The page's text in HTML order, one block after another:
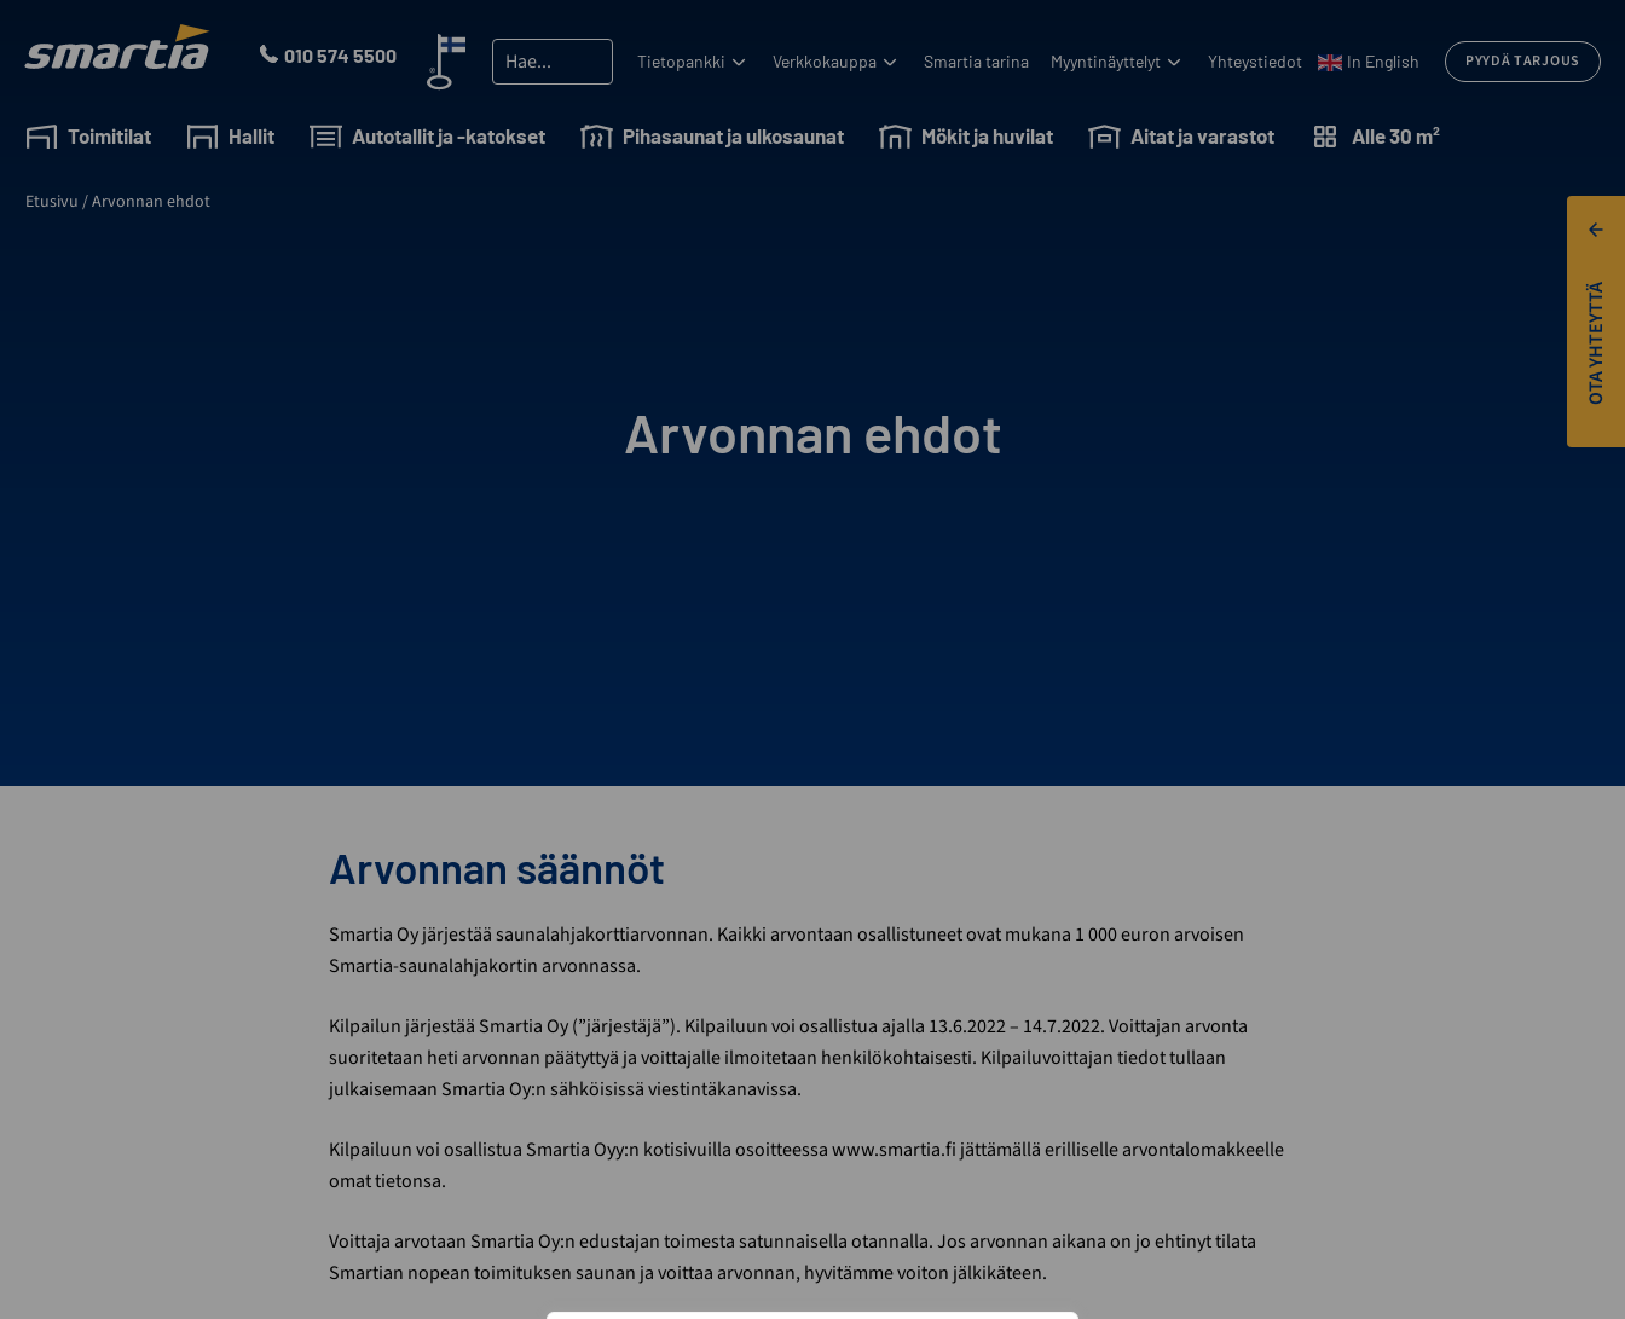
content
Oy
010 574 5500
Toimitilat Hallit Autotallit ja -katokset Pihasaunat ja ulkosaunat Mökit ja huvilat Aitat ja varastot Alle 30 m²
Haku: Tietopankki Verkkokauppa Smartia tarina Myyntinäyttelyt Yhteystiedot In English PYYDÄ TARJOUS
Etusivu /Arvonnan ehdot
Arvonnan ehdot
Arvonnan säännöt
Smartia Oy järjestää saunalahjakorttiarvonnan. Kaikki arvontaan osallistuneet ovat mukana 1 000 euron arvoisen
Smartia-saunalahjakortin arvonnassa.
Kilpailun järjestää Smartia Oy (”järjestäjä”). Kilpailuun voi osallistua ajalla 13.6.2022 – 14.7.2022. Voittajan arvonta
suoritetaan heti arvonnan päätyttyä ja voittajalle ilmoitetaan henkilökohtaisesti. Kilpailuvoittajan tiedot tullaan
julkaisemaan Smartia Oy:n sähköisissä viestintäkanavissa.
Kilpailuun voi osallistua Smartia Oyy:n kotisivuilla osoitteessa www.smartia.fi jättämällä erilliselle arvontalomakkeelle
omat tietonsa.
Voittaja arvotaan Smartia Oy:n edustajan toimesta satunnaisella otannalla. Jos arvonnan aikana on jo ehtinyt tilata
Smartian nopean toimituksen saunan ja voittaa arvonnan, hyvitämme voiton jälkikäteen.
OTA YHTEYTTÄ